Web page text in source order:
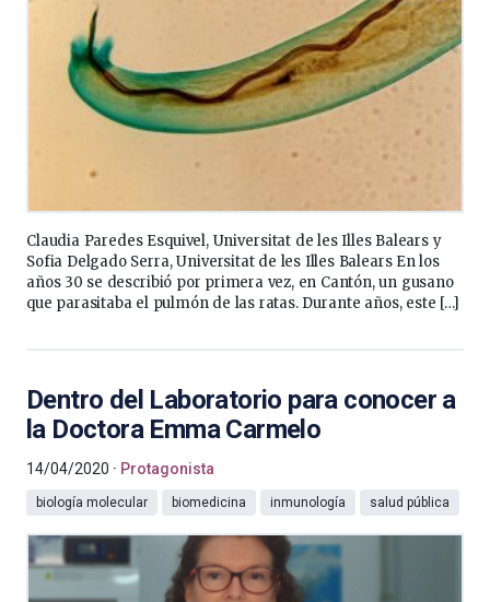
Claudia Paredes Esquivel, Universitat de les Illes Balears y
Sofia Delgado Serra, Universitat de les Illes Balears En los
años 30 se describió por primera vez, en Cantón, un gusano
que parasitaba el pulmón de las ratas. Durante años, este […]
Dentro del Laboratorio para conocer a
la Doctora Emma Carmelo
14/04/2020 Protagonista
biología molecular biomedicina inmunología salud pública